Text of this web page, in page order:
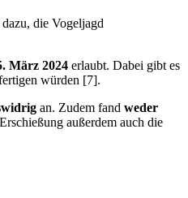
die Vogeljagd
März 2024 erlaubt. Dabei gibt es
würden [7].
an. Zudem fand weder
außerdem auch die